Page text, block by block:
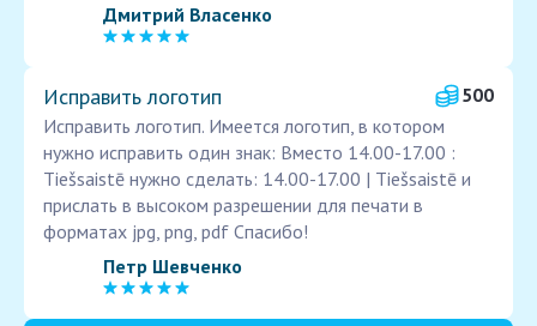
Дмитрий Власенко
Исправить логотип
500
Исправить логотип. Имеется логотип, в котором
нужно исправить один знак: Вместо 14.00-17.00 :
Tiešsaistē нужно сделать: 14.00-17.00 | Tiešsaistē и
прислать в высоком разрешении для печати в
форматах jpg, png, pdf Спасибо!
Петр Шевченко